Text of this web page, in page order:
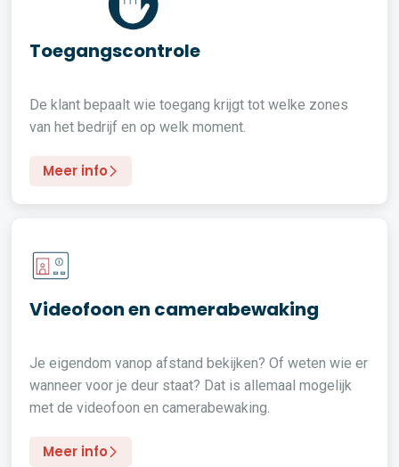
Toegangscontrole
De klant bepaalt wie toegang krijgt tot welke zones
van het bedrijf en op welk moment.
Meer info
Videofoon en camerabewaking
Je eigendom vanop afstand bekijken? Of weten wie er
wanneer voor je deur staat? Dat is allemaal mogelijk
met de videofoon en camerabewaking.
Meer info